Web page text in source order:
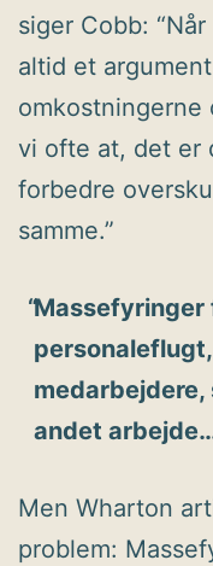
siger Cobb:
altid et
omkostningerne
vi ofte at, det er
forbedre
samme.”
Massefyringer
andet
Men Wharton
problem: